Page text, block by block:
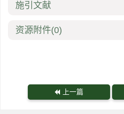
施引文献
资源附件(0)
上一篇